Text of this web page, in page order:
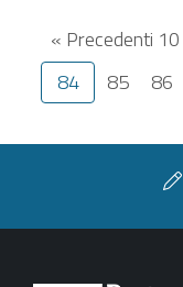
« Precedenti
84
85 86